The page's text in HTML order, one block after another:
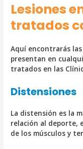
Lesiones
tratados
Aquí encontrarás
presentan en
tratados en las
Distensiones
La distensión es la
relación al deporte,
de los músculos y